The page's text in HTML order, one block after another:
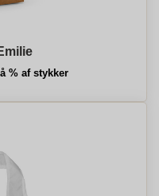
% af stykker